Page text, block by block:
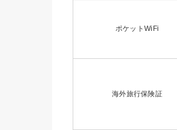
ポケットWiFi
海外旅行保険証